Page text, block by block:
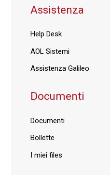
Assistenza
Help Desk
AOL Sistemi
Assistenza Galileo
Documenti
Documenti
Bollette
I miei files